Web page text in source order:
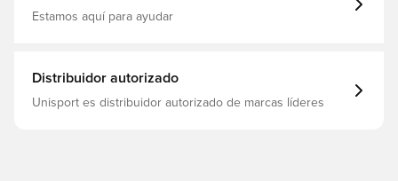
Estamos aquí para ayudar
Distribuidor autorizado
Unisport es distribuidor autorizado de marcas líderes